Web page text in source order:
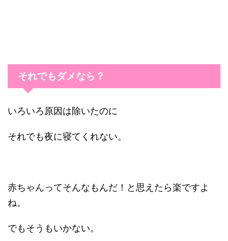
それでもダメなら？
いろいろ原因は除いたのに
それでも夜に寝てくれない。
赤ちゃんってそんなもんだ！と思えたら楽ですよ
ね。
でもそうもいかない。